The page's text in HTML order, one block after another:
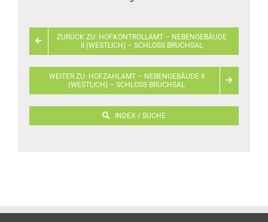
ZURÜCK ZU: HOFKONTROLLAMT – NEBENGEBÄUDE
II (WESTLICH) – SCHLOSS BRUCHSAL
WEITER ZU: HOFZAHLAMT – NEBENGEBÄUDE II
(WESTLICH) – SCHLOSS BRUCHSAL
INDEX / SUCHE